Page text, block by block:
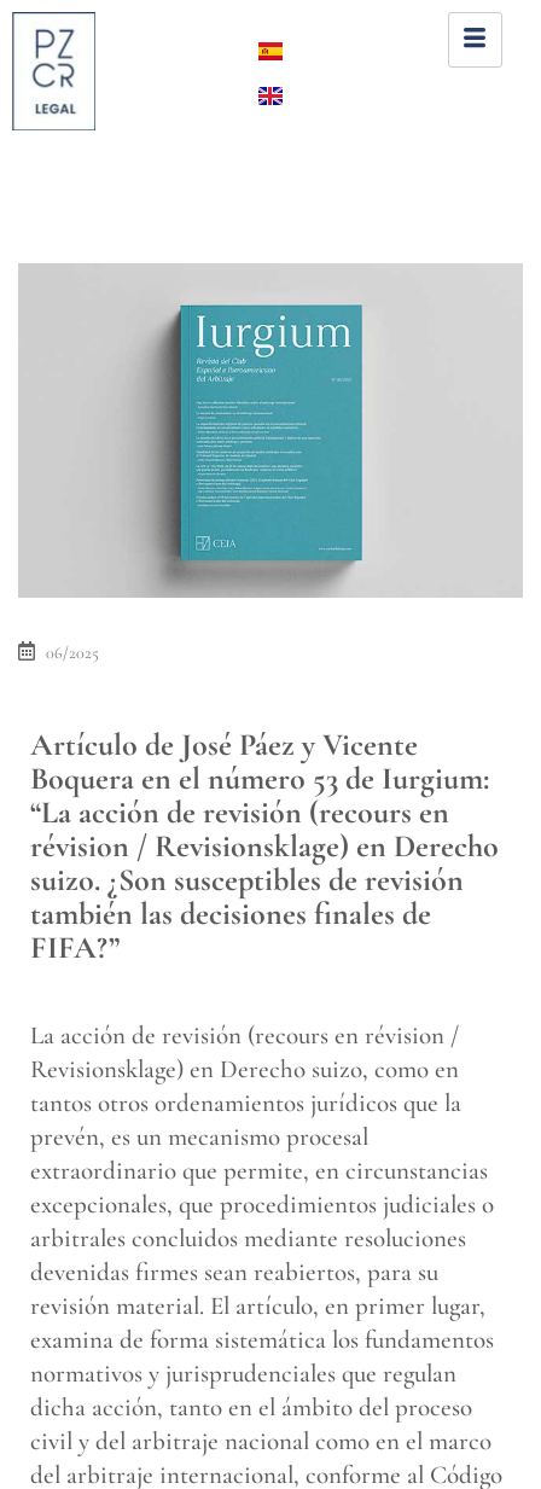
06/2025
Artículo de José Páez y Vicente
Boquera en el número 53 de Iurgium:
“La acción de revisión (recours en
révision / Revisionsklage) en Derecho
suizo. ¿Son susceptibles de revisión
también las decisiones finales de
FIFA?”
La acción de revisión (recours en révision /
Revisionsklage) en Derecho suizo, como en
tantos otros ordenamientos jurídicos que la
prevén, es un mecanismo procesal
extraordinario que permite, en circunstancias
excepcionales, que procedimientos judiciales o
arbitrales concluidos mediante resoluciones
devenidas firmes sean reabiertos, para su
revisión material. El artículo, en primer lugar,
examina de forma sistemática los fundamentos
normativos y jurisprudenciales que regulan
dicha acción, tanto en el ámbito del proceso
civil y del arbitraje nacional como en el marco
del arbitraje internacional, conforme al Código